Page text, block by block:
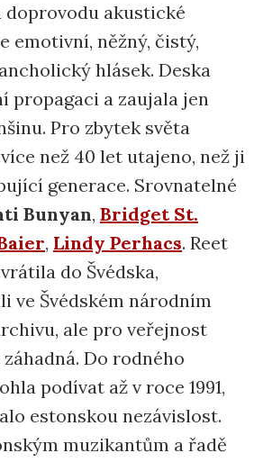
doprovodu akustické
emotivní, něžný, čistý,
hlásek. Deska
propagaci a zaujala jen
Pro zbytek světa
než 40 let utajeno, než ji
generace. Srovnatelné
Bunyan, Bridget St.
, Lindy Perhacs. Reet
do Švédska,
ve Švédském národním
ale pro veřejnost
Do rodného
podívat až v roce 1991,
estonskou nezávislost.
muzikantům a řadě